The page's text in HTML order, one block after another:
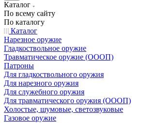
Каталог
По всему сайту
По каталогу
Каталог
Нарезное оружие
Гладкоствольное оружие
Травматическое оружие (ОООП)
Патроны
Для гладкоствольного оружия
Для нарезного оружия
Для служебного оружия
Для травматического оружия (ОООП)
Холостые, шумовые, светозвуковые
Газовое оружие